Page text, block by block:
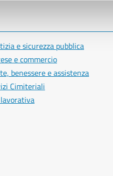
e sicurezza pubblica
e commercio
benessere e assistenza
Cimiteriali